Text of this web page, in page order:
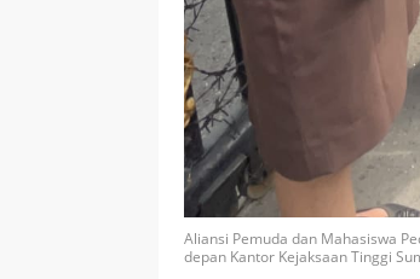
Aliansi Pemuda dan Mahasiswa
depan Kantor Kejaksaan Tinggi